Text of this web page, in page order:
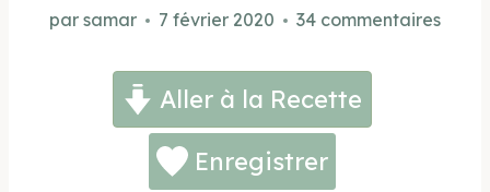
par samar 7 février 2020 34 commentaires
Aller à la Recette
Enregistrer